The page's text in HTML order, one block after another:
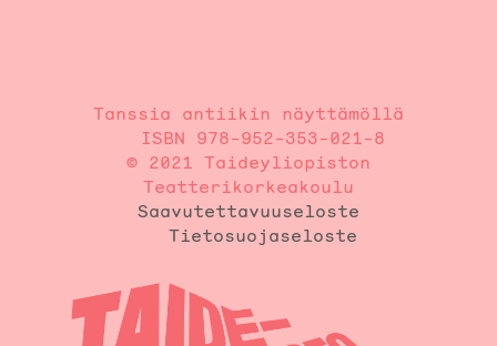
Tanssia antiikin näyttämöllä
ISBN 978-952-353-021-8
© 2021 Taideyliopiston
Teatterikorkeakoulu
Saavutettavuuseloste
Tietosuojaseloste